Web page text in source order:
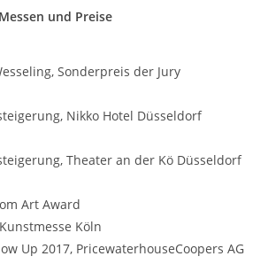
und Preise
Sonderpreis der Jury
Nikko Hotel Düsseldorf
Theater an der Kö Düsseldorf
Art Award
Köln
Up 2017, PricewaterhouseCoopers AG